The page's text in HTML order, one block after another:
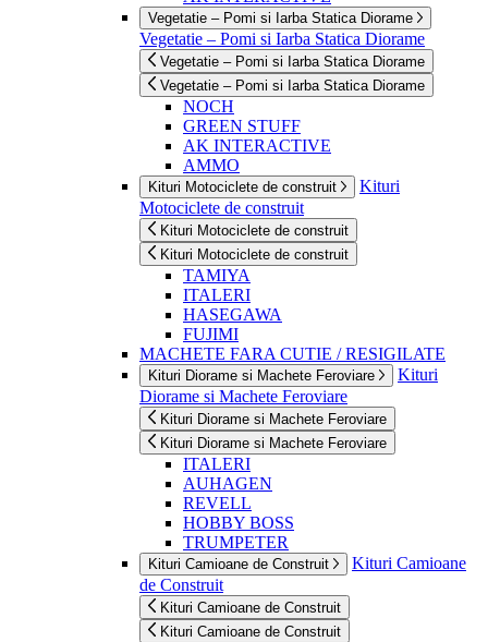
Vegetatie – Pomi si Iarba Statica Diorame
Vegetatie – Pomi si Iarba Statica Diorame
Vegetatie – Pomi si Iarba Statica Diorame
Vegetatie – Pomi si Iarba Statica Diorame
NOCH
GREEN STUFF
AK INTERACTIVE
AMMO
Kituri Motociclete de construit
Kituri
Motociclete de construit
Kituri Motociclete de construit
Kituri Motociclete de construit
TAMIYA
ITALERI
HASEGAWA
FUJIMI
MACHETE FARA CUTIE / RESIGILATE
Kituri Diorame si Machete Feroviare
Kituri
Diorame si Machete Feroviare
Kituri Diorame si Machete Feroviare
Kituri Diorame si Machete Feroviare
ITALERI
AUHAGEN
REVELL
HOBBY BOSS
TRUMPETER
Kituri Camioane de Construit
Kituri Camioane
de Construit
Kituri Camioane de Construit
Kituri Camioane de Construit